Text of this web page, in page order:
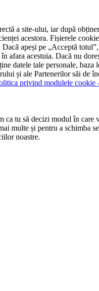
a site-ului, iar după
acestora. Fișierele
apeși pe „Acceptă
afara acestuia. Dacă nu
datele tale personale, baza
și ale Partenerilor săi de
privind modulele cookie
tu să decizi modul în care
multe și pentru a schimba
noastre.